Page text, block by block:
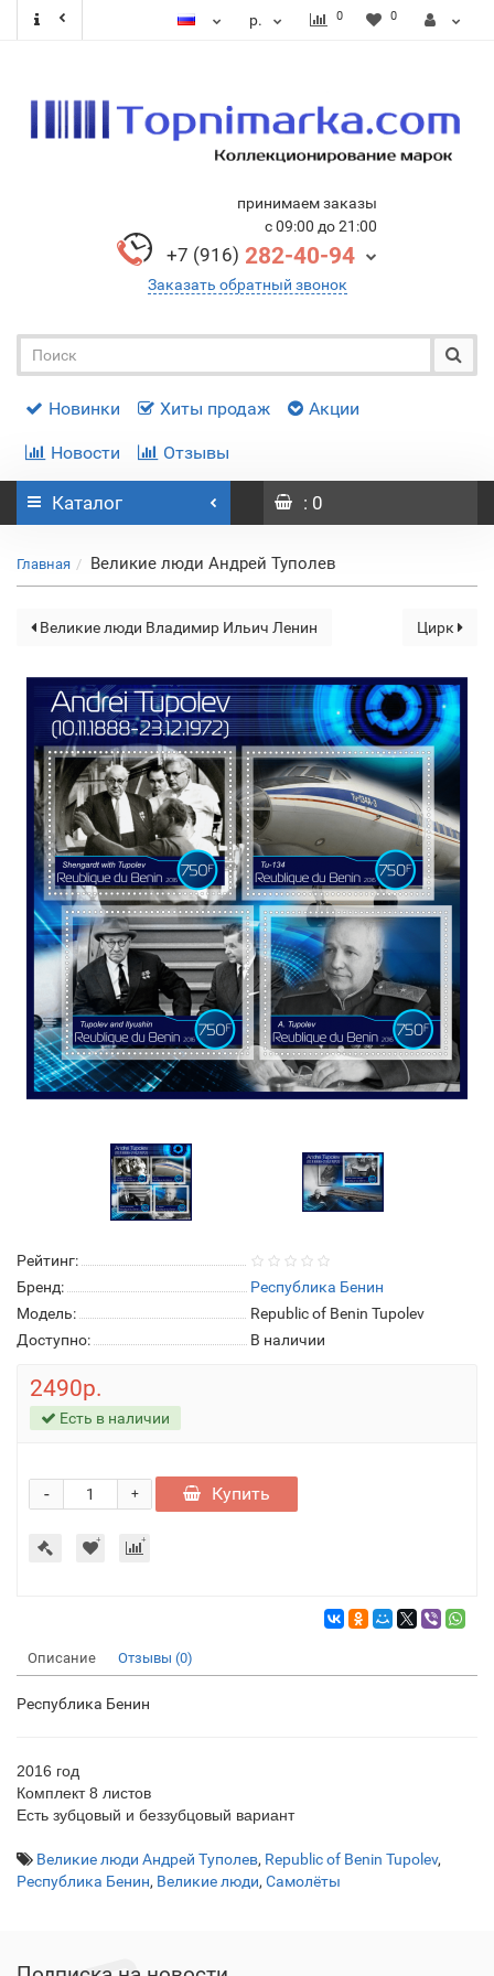
р. 0 0
принимаем заказы
с 09:00 до 21:00
+7 (916) 282-40-94
Заказать обратный звонок
Новинки Хиты продаж Акции
Новости Отзывы
Каталог : 0
Главная Великие люди Андрей Туполев
Великие люди Владимир Ильич Ленин Цирк
Рейтинг:
Бренд:
Республика Бенин
Модель:
Republic of Benin Tupolev
Доступно:
В наличии
2490р.
Есть в наличии
+
- Купить
Описание Отзывы (0)
Республика Бенин
2016 год
Комплект 8 листов
Есть зубцовый и беззубцовый вариант
Великие люди Андрей Туполев, Republic of Benin Tupolev,
Республика Бенин, Великие люди, Самолёты